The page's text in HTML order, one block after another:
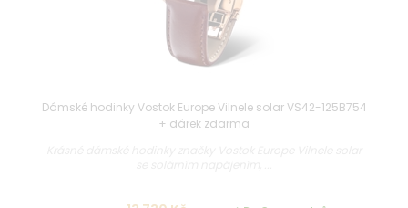
Dámské hodinky Vostok Europe Vilnele solar VS42-125B754
+ dárek zdarma